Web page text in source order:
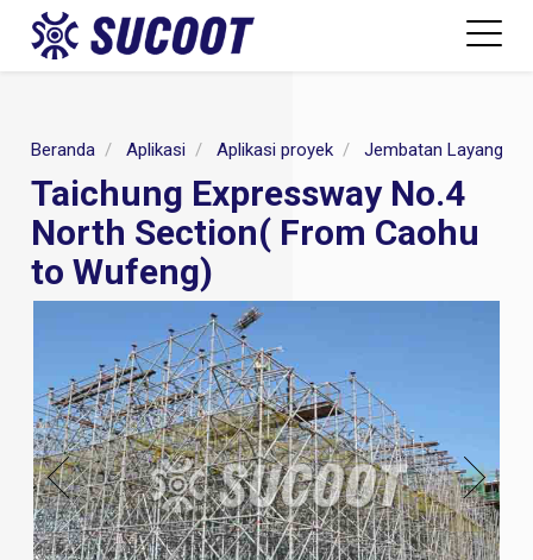
Beranda Aplikasi Aplikasi proyek Jembatan Layang
Taichung Expressway No.4
North Section( From Caohu
to Wufeng)